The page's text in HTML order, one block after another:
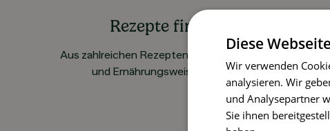
Rezepte finden
Aus zahlreichen Rezepten für alle Vorlieben
und Ernährungsweisen wählen
Diese
Wir verwenden
analysieren. Wir
und Analysepartner
Sie ihnen